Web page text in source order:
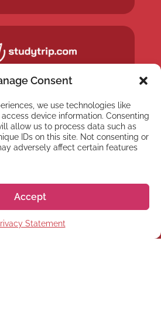
Consent
we use technologies like
device information. Consenting
allow us to process data such as
IDs on this site. Not consenting or
adversely affect certain features
Accept
Statement
alla nostra